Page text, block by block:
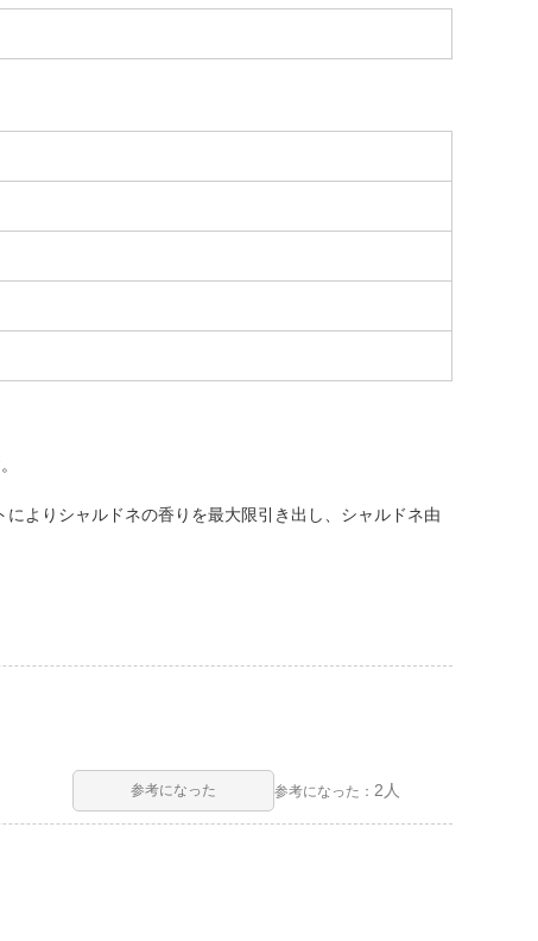
よりシャルドネの香りを最大限引き出し、シャルドネ由
参考になった 参考になった：2人